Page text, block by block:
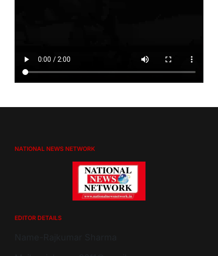
NATIONAL NEWS NETWORK
EDITOR DETAILS